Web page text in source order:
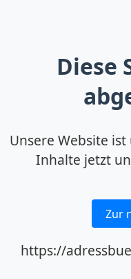
Diese
Unsere Website
Inhalte jetzt
Zur
https://